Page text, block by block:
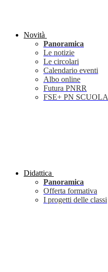
Novità
Panoramica
Le notizie
Le circolari
Calendario eventi
Albo online
Futura PNRR
FSE+ PN SCUOLA
Didattica
Panoramica
Offerta formativa
I progetti delle classi